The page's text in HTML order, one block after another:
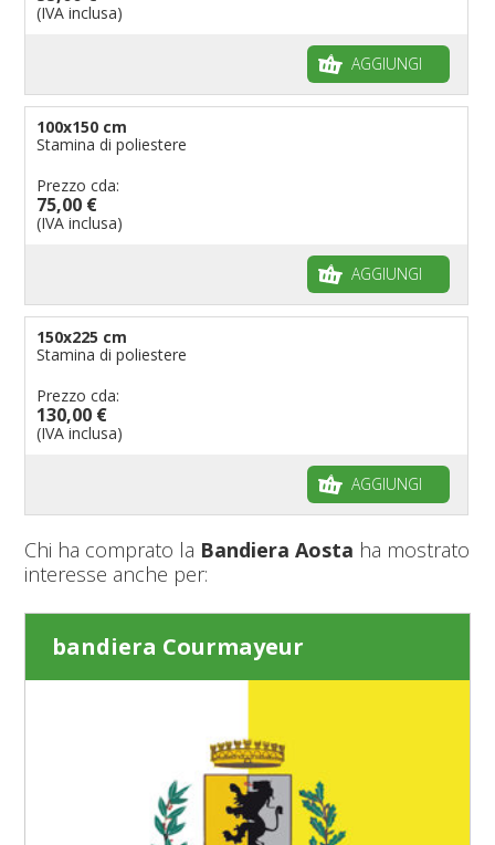
(IVA inclusa)
AGGIUNGI
100x150 cm
Stamina di poliestere
Prezzo cda:
75,00 €
(IVA inclusa)
AGGIUNGI
150x225 cm
Stamina di poliestere
Prezzo cda:
130,00 €
(IVA inclusa)
AGGIUNGI
Chi ha comprato la Bandiera Aosta ha mostrato
interesse anche per:
bandiera Courmayeur